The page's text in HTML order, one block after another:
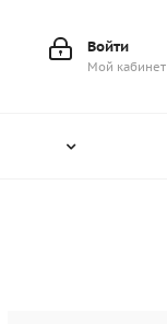
Войти
Мой кабинет